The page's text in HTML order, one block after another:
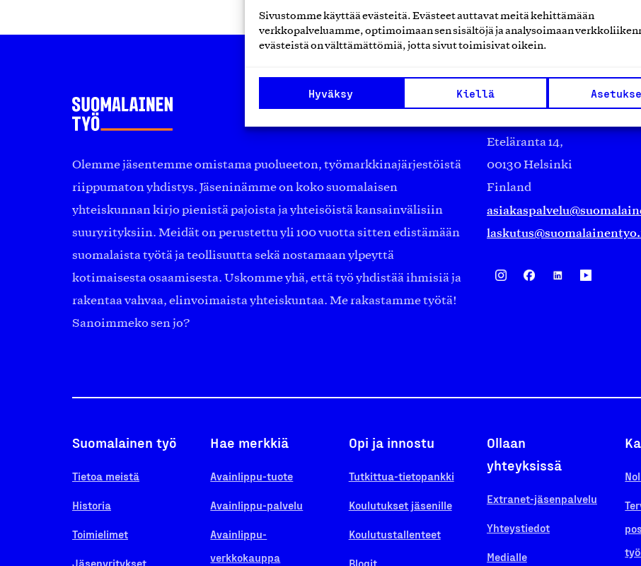
Sivustomme käyttää evästeitä. Evästeet auttavat meitä kehittämään
verkkopalveluamme, optimoimaan sen sisältöjä ja analysoimaan
evästeistä on välttämättömiä, jotta sivut toimisivat oikein.
Hyväksy Kiellä
Olemme jäsentemme omistama puolueeton, työmarkkinajärjestöistä
riippumaton yhdistys. Jäseninämme on koko suomalaisen
yhteiskunnan kirjo pienistä pajoista ja yhteisöistä kansainvälisiin
suuryrityksiin. Meidät on perustettu yli 100 vuotta sitten edistämään
suomalaista työtä ja teollisuutta sekä nostamaan ylpeyttä
kotimaisesta osaamisesta. Uskomme yhä, että työ yhdistää ihmisiä ja
rakentaa vahvaa, elinvoimaista yhteiskuntaa. Me rakastamme työtä!
Sanoimmeko sen jo?
Suomalainen työ ry
Eteläranta 14,
00130 Helsinki
Finland
Suomalainen työ
Tietoa meistä
Historia
Toimielimet
Jäsenyritykset
Hae merkkiä
Avainlippu-tuote
Avainlippu-palvelu
Avainlippu-
verkkokauppa
Opi ja innostu
Tutkittua-tietopankki
Koulutukset jäsenille
Koulutustallenteet
Blogit
Ollaan
yhteyksissä
Extranet-jäsenpalvelu
Yhteystiedot
Medialle